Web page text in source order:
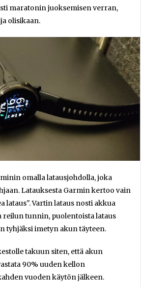
maratonin juoksemisen verran,
olisikaan.
omalla latausjohdolla, joka
Latauksesta Garmin kertoo vain
lataus". Vartin lataus nosti akkua
reilun tunnin, puolentoista lataus
tyhjäksi imetyn akun täyteen.
takuun siten, että akun
90% uuden kellon
vuoden käytön jälkeen.